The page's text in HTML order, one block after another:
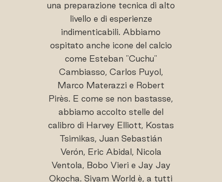
una preparazione tecnica di alto
livello e di esperienze
indimenticabili. Abbiamo
ospitato anche icone del calcio
come Esteban "Cuchu"
Cambiasso, Carlos Puyol,
Marco Materazzi e Robert
Pirès. E come se non bastasse,
abbiamo accolto stelle del
calibro di Harvey Elliott, Kostas
Tsimikas, Juan Sebastián
Verón, Eric Abidal, Nicola
Ventola, Bobo Vieri e Jay Jay
Okocha. Siyam World è, a tutti